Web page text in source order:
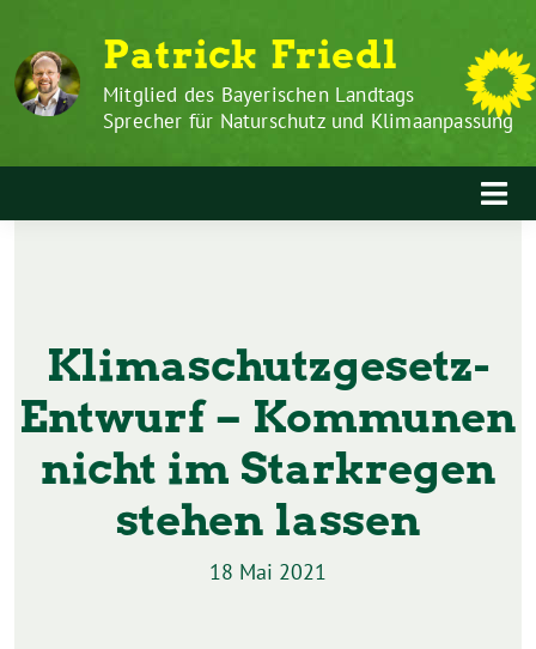
Inhalt
springen
zum
Inhalt
Patrick Friedl
Mitglied des Bayerischen Landtags
Sprecher für Naturschutz und Klimaanpassung
Klimaschutzgesetz-
Entwurf – Kommunen
nicht im Starkregen
stehen lassen
18 Mai 2021